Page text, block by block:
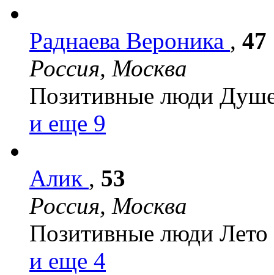
Раднаева Вероника , 47
Россия, Москва
Позитивные люди
и еще 9
Алик , 53
Россия, Москва
Позитивные люди Лето
и еще 4